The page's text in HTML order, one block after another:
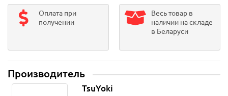
Оплата при
получении
Весь товар в
наличии на складе
в Беларуси
Производитель
TsuYoki